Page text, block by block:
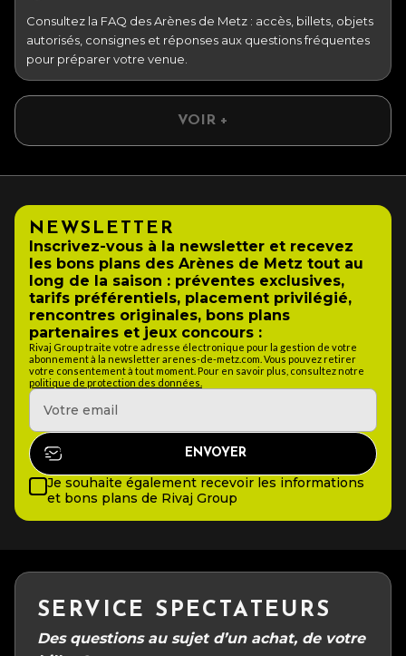
Consultez la FAQ des Arènes de Metz : accès, billets, objets
autorisés, consignes et réponses aux questions fréquentes
pour préparer votre venue.
VOIR +
NEWSLETTER
Inscrivez-vous à la newsletter et recevez
les bons plans des Arènes de Metz tout au
long de la saison : préventes exclusives,
tarifs préférentiels, placement privilégié,
rencontres originales, bons plans
partenaires et jeux concours :
Rivaj Group traite votre adresse électronique pour la gestion de votre
abonnement à la newsletter arenes-de-metz.com. Vous pouvez retirer
votre consentement à tout moment. Pour en savoir plus, consultez notre
politique de protection des données.
Je souhaite également recevoir les informations
et bons plans de Rivaj Group
SERVICE SPECTATEURS
Des questions au sujet d’un achat, de votre